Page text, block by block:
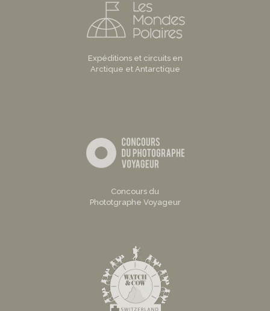
Expéditions et circuits en
Arctique et Antarctique
Concours du
Phototgraphe Voyageur